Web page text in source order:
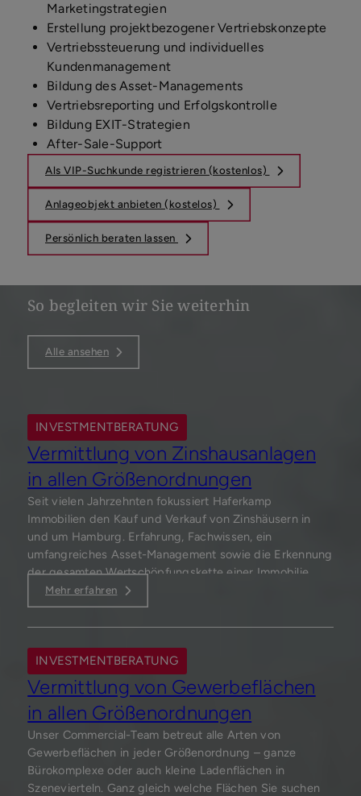
Marketingstrategien
Erstellung projektbezogener Vertriebskonzepte
Vertriebssteuerung und individuelles
Kundenmanagement
Bildung des Asset-Managements
Vertriebsreporting und Erfolgskontrolle
Bildung EXIT-Strategien
After-Sale-Support
Als VIP-Suchkunde registrieren (kostenlos)
Anlageobjekt anbieten (kostelos)
Persönlich beraten lassen
So begleiten wir Sie weiterhin
Alle ansehen
INVESTMENTBERATUNG
Vermittlung von Zinshausanlagen
in allen Größenordnungen
Seit vielen Jahrzehnten fokussiert Haferkamp
Immobilien den Kauf und Verkauf von Zinshäusern in
und um Hamburg. Erfahrung, Fachwissen, ein
umfangreiches Asset-Management sowie die Erkennung
der gesamten Wertschöpfungskette einer Immobilie
kennzeichnet Haferkamp Immobilien für Käufer und
Verkäufer als ersten Ansprechpartner. Eine hohe
kommunikative Zusammenarbeit unserer einzelnen
Durch die bereichsübergreifende Vernetzung unserer
Kompetenzen erzielen wir die richtigen Verkaufs- und
Einkaufspreise. Darüber hinaus legen wir detaillierte
Analyseberechnungen zugrunde, die weit über
generelle Mietpreisoptimierungen gehen.
Mehr erfahren
INVESTMENTBERATUNG
Vermittlung von Gewerbeflächen
in allen Größenordnungen
Unser Commercial-Team betreut alle Arten von
Gewerbeflächen in jeder Größenordnung – ganze
Bürokomplexe oder auch kleine Ladenflächen in
Szenevierteln. Ganz gleich welche Flächen Sie suchen